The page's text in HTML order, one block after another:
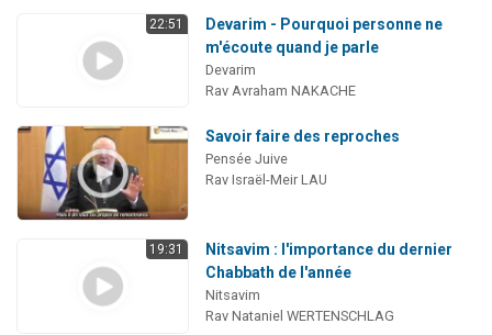
22:51
Devarim - Pourquoi personne ne
m'écoute quand je parle
Devarim
Rav Avraham NAKACHE
Savoir faire des reproches
Pensée Juive
Rav Israël-Meir LAU
19:31
Nitsavim : l'importance du dernier
Chabbath de l'année
Nitsavim
Rav Nataniel WERTENSCHLAG